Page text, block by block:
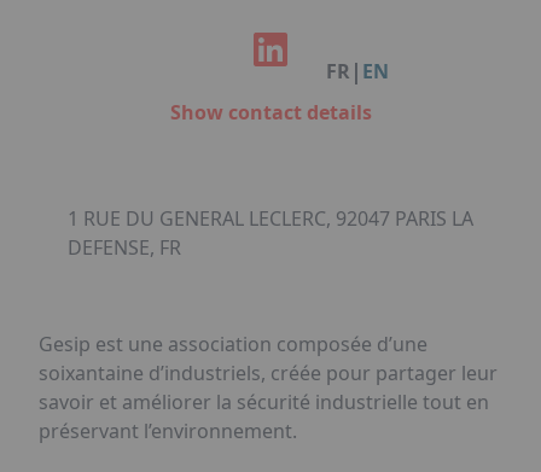
Organisation de dîners / soirées de gala
Qui sommes-nous ?
Accéder au complexe
Politique RSE
FR | EN
Show contact details
1 RUE DU GENERAL LECLERC, 92047 PARIS LA
DEFENSE, FR
Gesip est une association composée d’une
soixantaine d’industriels, créée pour partager leur
savoir et améliorer la sécurité industrielle tout en
préservant l’environnement.